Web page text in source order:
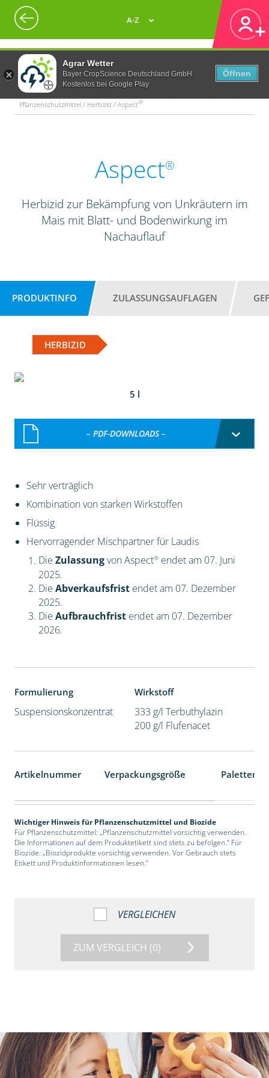
Agrar Wetter
Bayer CropScience Deutschland GmbH
Kostenlos bei Google Play
Öffnen
A-Z
Pflanzenschutzmittel / Herbizid / Aspect®
Aspect®
Herbizid zur Bekämpfung von Unkräutern im
Mais mit Blatt- und Bodenwirkung im
Nachauflauf
PRODUKTINFO ZULASSUNGSAUFLAGEN
HERBIZID
5 l
– PDF-DOWNLOADS –
Sehr verträglich
Kombination von starken Wirkstoffen
Flüssig
Hervorragender Mischpartner für Laudis
Die Zulassungvon Aspect®endet am 07. Juni
2025.
Die Abverkaufsfrist endet am 07. Dezember
2025.
Die Aufbrauchfrist endet am 07. Dezember
2026.
Formulierung
Suspensionskonzentrat
Wirkstoff
333 g/l Terbuthylazin
200 g/l Flufenacet
Artikelnummer Verpackungsgröße
Wichtiger Hinweis für Pflanzenschutzmittel und Biozide
Für Pflanzenschutzmittel: „Pflanzenschutzmittel vorsichtig verwenden.
Die Informationen auf dem Produktetikett sind stets zu befolgen.“ Für
Biozide: „Biozidprodukte vorsichtig verwenden. Vor Gebrauch stets
Etikett und Produktinformationen lesen.“
VERGLEICHEN
ZUM VERGLEICH (0)